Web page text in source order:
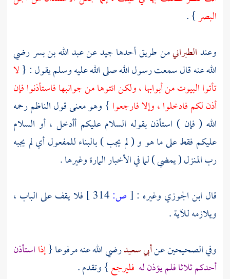
البصر} .
وعندالطبرانيمن طريق أحدها جيد عنعبد الله بن بسررضي
الله عنه قال سمعت رسول الله صلى الله عليه وسلم يقول : {لا
تأتوا البيوت من أبوابها ، ولكن ائتوها من جوانبها فاستأذنوا فإن
أذن لكم فادخلوا ، وإلا فارجعوا } وهو معنى قولالناظمرحمه
الله ( فإن ) استأذن بقوله السلام عليكم أأدخل ، أو السلام
عليكم فقط على ما هو و ( لم يجب ) بالبناء للمفعول أي لم يجبه
رب المنزل ( يمضي ) لما في الأخبار المارة وغيرها .
قال ابن الجوزي وغيره : [ص:
فلا يقف على الباب ،
ويلازمه للآية .
وفي الصحيحين عنأبي سعيدرضي الله عنه مرفوعا {إذااستأذن
أحدكم ثلاثا فلم يؤذن له فليرجع} وتقدم .